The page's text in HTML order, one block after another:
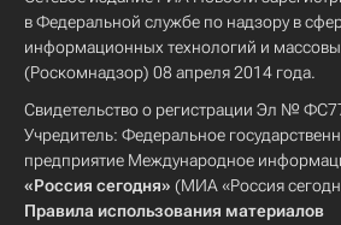
в Федеральной службе по надзору в
информационных технологий и
(Роскомнадзор) 08 апреля 2014 года.
Свидетельство о регистрации Эл №
Учредитель: Федеральное
предприятие Международное
«Россия сегодня» (МИА «Россия
Правила использования материалов